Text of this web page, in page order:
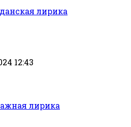
лирика
12:43
лирика